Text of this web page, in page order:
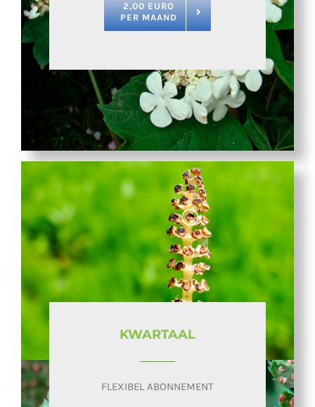
2,00 EURO
PER MAAND
KWARTAAL
FLEXIBEL ABONNEMENT